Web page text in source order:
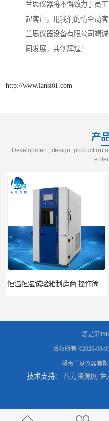
兰思仪器将不懈致力于员
起客户，用我们的情牵动
兰思仪器设备有限公司竭
同发展，共创辉煌！
http://www.lansi01.com
产
Development, design, production
高低温恒温试验箱 彩屏操作 移动和放置方便
您是第
版权所有 ©2026-08-
湖南兰思仪器有限
技术支持： 八方资源网 免